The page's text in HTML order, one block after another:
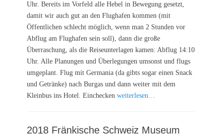
Uhr. Bereits im Vorfeld alle Hebel in Bewegung gesetzt,
damit wir auch gut an den Flughafen kommen (mit
Öffentlichen schlecht möglich, wenn man 2 Stunden vor
Abflug am Flughafen sein soll), dann die große
Überraschung, als die Reiseunterlagen kamen: Abflug 14:10
Uhr. Alle Planungen und Überlegungen umsonst und flugs
umgeplant. Flug mit Germania (da gibts sogar einen Snack
und Getränke) nach Burgas und dann weiter mit dem
Kleinbus ins Hotel. Einchecken weiterlesen…
2018 Fränkische Schweiz Museum